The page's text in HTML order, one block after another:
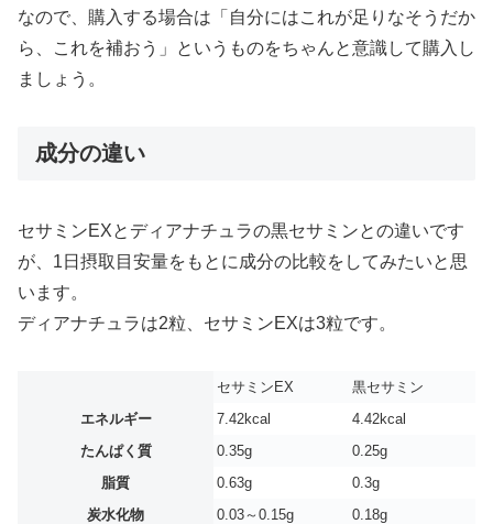
なので、購入する場合は「自分にはこれが足りなそうだか
ら、これを補おう」というものをちゃんと意識して購入し
ましょう。
成分の違い
セサミンEXとディアナチュラの黒セサミンとの違いです
が、1日摂取目安量をもとに成分の比較をしてみたいと思
います。
ディアナチュラは2粒、セサミンEXは3粒です。
セサミンEX
黒セサミン
エネルギー
7.42kcal
4.42kcal
たんぱく質
0.35g
0.25g
脂質
0.63g
0.3g
炭水化物
0.03～0.15g
0.18g